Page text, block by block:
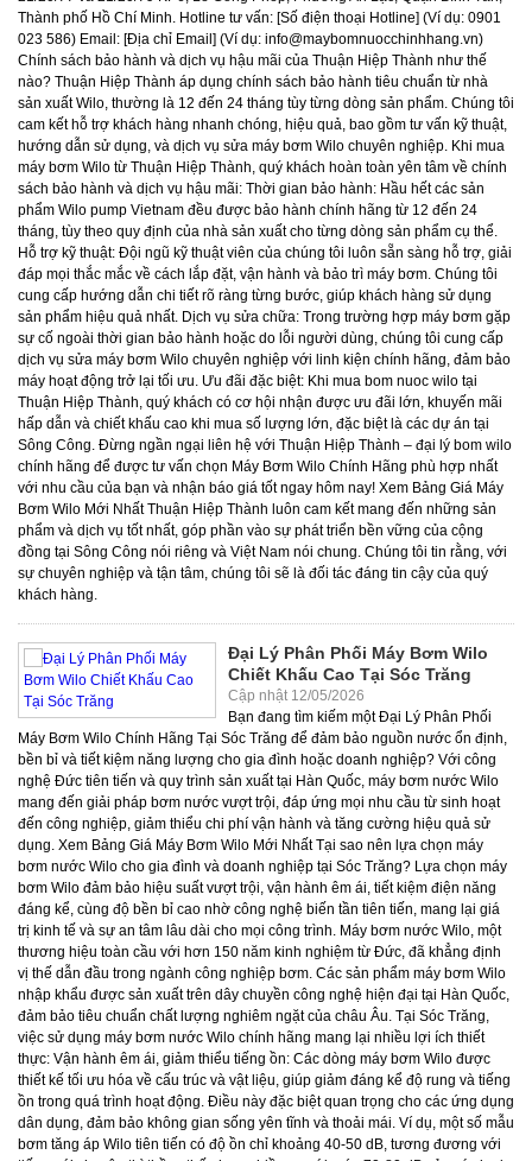
Đại Lý Phân Phối Máy Bơm Wilo
Chiết Khấu Cao Tại Sóc Trăng
Cập nhật 12/05/2026
Bạn đang tìm kiếm một Đại Lý Phân Phối Máy Bơm Wilo Chính Hãng Tại Sóc Trăng để đảm bảo nguồn nước ổn định, bền bỉ và tiết kiệm năng lượng cho gia đình hoặc doanh nghiệp? Với công nghệ Đức tiên tiến và quy trình sản xuất tại Hàn Quốc, máy bơm nước Wilo mang đến giải pháp bơm nước vượt trội, đáp ứng mọi nhu cầu từ sinh hoạt đến công nghiệp, giảm thiểu chi phí vận hành và tăng cường hiệu quả sử dụng. Xem Bảng Giá Máy Bơm Wilo Mới Nhất Tại sao nên lựa chọn máy bơm nước Wilo cho gia đình và doanh nghiệp tại Sóc Trăng? Lựa chọn máy bơm Wilo đảm bảo hiệu suất vượt trội, vận hành êm ái, tiết kiệm điện năng đáng kể, cùng độ bền bỉ cao nhờ công nghệ biến tần tiên tiến, mang lại giá trị kinh tế và sự an tâm lâu dài cho mọi công trình. Máy bơm nước Wilo, một thương hiệu toàn cầu với hơn 150 năm kinh nghiệm từ Đức, đã khẳng định vị thế dẫn đầu trong ngành công nghiệp bơm. Các sản phẩm máy bơm Wilo nhập khẩu được sản xuất trên dây chuyền công nghệ hiện đại tại Hàn Quốc, đảm bảo tiêu chuẩn chất lượng nghiêm ngặt của châu Âu. Tại Sóc Trăng, việc sử dụng máy bơm nước Wilo chính hãng mang lại nhiều lợi ích thiết thực: Vận hành êm ái, giảm thiểu tiếng ồn: Các dòng máy bơm Wilo được thiết kế tối ưu hóa về cấu trúc và vật liệu, giúp giảm đáng kể độ rung và tiếng ồn trong quá trình hoạt động. Điều này đặc biệt quan trọng cho các ứng dụng dân dụng, đảm bảo không gian sống yên tĩnh và thoải mái. Ví dụ, một số mẫu bơm tăng áp Wilo tiên tiến có độ ồn chỉ khoảng 40-50 dB, tương đương với tiếng nói chuyện thì thầm, thấp hơn nhiều so với mức 70-80 dB của các loại bơm thông thường. Tiết kiệm điện năng vượt trội: Công nghệ biến tần Wilo là điểm nhấn quan trọng, giúp máy bơm điều chỉnh tốc độ quay của động cơ theo nhu cầu thực tế. Điều này không chỉ tối ưu hóa hiệu suất mà còn giảm lượng điện tiêu thụ một cách đáng kể. Các nghiên cứu chỉ ra rằng, máy bơm biến tần Wilo có thể giúp tiết kiệm tới 30-50% điện năng so với các loại bơm không biến tần, tương đương hàng triệu đồng mỗi năm cho các hộ gia đình và doanh nghiệp. Độ bền cao, tuổi thọ kéo dài: Wilo sử dụng vật liệu cao cấp như thép không gỉ, đồng nguyên chất và các hợp kim chịu mài mòn, đảm bảo khả năng chống ăn mòn và oxy hóa tuyệt vời. Nhờ vậy, bơm Wilo có tuổi thọ trung bình lên đến 10-15 năm, vượt trội so với nhiều sản phẩm khác trên thị trường. Điều này giúp giảm chi phí bảo trì và thay thế trong dài hạn. Công nghệ biến tần Wilo tiên tiến: Đây là trái tim của nhiều dòng bơm hiện đại của Wilo. Công nghệ này không chỉ giúp tiết kiệm điện mà còn duy trì áp lực nước ổn định, tránh tình trạng nước yếu hoặc quá mạnh đột ngột, bảo vệ đường ống và thiết bị vệ sinh trong nhà. Điều này mang lại trải nghiệm sử dụng nước thoải mái và tiện nghi hơn. Ứng dụng đa dạng: Từ bơm cấp nước sinh hoạt, bơm tăng áp điện tử Wilo cho biệt thự, đến bơm tuần hoàn nước nóng Wilo cho hệ thống nước nóng trung tâm, hay máy bơm chìm nước thải Wilo cho các công trình xử lý nước, Wilo đều có giải pháp phù hợp, đáng tin cậy. Theo báo cáo của Hiệp hội Năng lượng Việt Nam năm 2023, việc chuyển đổi sang các thiết bị điện tử có công nghệ biến tần như máy bơm biến tần Wilo có thể giảm tổng mức tiêu thụ điện năng quốc gia lên đến 15% trong lĩnh vực dân dụng và công nghiệp nhỏ. Đây là minh chứng rõ ràng cho hiệu quả mà Wilo mang lại. Các dòng máy bơm Wilo tiêu biểu nào đang được phân phối chính hãng tại Sóc Trăng? Thuận Hiệp Thành cung cấp đa dạng các dòng máy bơm Wilo chính hãng tại Sóc Trăng, bao gồm bơm tăng áp Wilo PB, PE, PW, bơm đẩy cao Wilo MHI, Initial Jet, và bơm tuần hoàn nước nóng Wilo Star-Z, đáp ứng mọi nhu cầu từ dân dụng đến công nghiệp. Tại Sóc Trăng, Thuận Hiệp Thành, với vai trò là nhà phân phối máy bơm nước Wilo hàng đầu, tự hào mang đến danh mục sản phẩm phong phú, được thiết kế để giải quyết mọi thách thức về cấp và xử lý nước. Các dòng bơm này không chỉ nổi bật về hiệu suất mà còn về độ tin cậy và khả năng thích ứng với nhiều môi trường khác nhau. Bơm tăng áp Wilo có những dòng nào nổi bật và ứng dụng ra sao? Các dòng bơm tăng áp Wilo nổi bật bao gồm Wilo PB, Wilo PE, Wilo PW với công suất từ 125W đến 750W, được ứng dụng rộng rãi để ổn định áp lực nước cho sinh hoạt, biệt thự, và hệ thống cung cấp nước nhỏ. Dòng bơm tăng áp Wilo là giải pháp lý tưởng cho các hộ gia đình, biệt thự, hoặc các tòa nhà cần ổn định áp lực nước. Các mẫu máy bơm tăng áp Wilo này đảm bảo nước luôn chảy mạnh và đều, ngay cả khi nhiều thiết bị cùng hoạt động. Các dòng tiêu biểu: Wilo PB Series (PB 088EA, PB 201EA, PB 400EA): Đây là dòng bơm tăng áp điện tử Wilo được ưa chuộng với khả năng hoạt động tự động, êm ái và hiệu suất cao. Phù hợp cho việc tăng áp lực nước sinh hoạt trong gia đình, biệt thự. Công suất phổ biến như máy bơm Wilo 125W (ví dụ PB-088EA), máy bơm Wilo 200W, máy bơm Wilo 250W. Wilo PE Series (PE 350EA): Dòng bơm tăng áp thông minh hơn, thường tích hợp thêm tính năng bảo vệ và điều khiển áp lực chính xác. Wilo PW Series (PW 251E, PW 750E, PWI 200EAH): Là dòng máy bơm nước tăng áp Wilo mạnh mẽ hơn, thường được dùng cho các ứng dụng đòi hỏi lưu lượng và cột áp lớn hơn, ví dụ như tăng áp cho cả tòa nhà nhỏ hoặc hệ thống cấp nước quy mô vừa. Các mẫu như máy bơm Wilo 750W (PW-750E) rất được tin dùng. Wilo PBI Series (PBI L203EA): Dòng bơm tăng áp tích hợp biến tần, mang lại hiệu quả tiết kiệm điện tối ưu và áp lực nước cực kỳ ổn định, là lựa chọn hàng đầu cho những ai ưu tiên công nghệ hiện đại. Wilo PH Series (PH 251E): Cung cấp hiệu suất ổn định cho các nhu cầu tăng áp cơ bản. Wilo Initial Jet 4 4: Một giải pháp bơm tăng áp nhỏ gọn, hiệu quả cho gia đình. Theo thống kê từ maybomnuocchinhhang.vn, 65% khách hàng tại khu vực Sóc Trăng lựa chọn các dòng bơm tăng áp Wilo PB và PW cho nhu cầu sinh hoạt gia đình, nhờ vào hiệu quả và độ bền đã được kiểm chứng. Máy bơm đẩy cao Wilo nào phù hợp cho nhu cầu cấp nước sinh hoạt và công nghiệp? Máy bơm đẩy cao Wilo MHI và Wilo Initial Jet là những lựa chọn hàng đầu, có khả năng hút sâu và đẩy cao hiệu quả, lý tưởng cho việc cấp nước từ giếng, bể ngầm lên các tầng cao hoặc cho các ứng dụng công nghiệp nhẹ. Đối với nhu cầu hút nước từ giếng, bể ngầm hoặc đẩy nước lên các tầng cao, dòng bơm đẩy cao Wilo là lựa chọn không thể thiếu. Các sản phẩm này được thiết kế với cột áp và lưu lượng lớn, đảm bảo cung cấp nước mạnh mẽ và liên tục. Wilo MHI Series (Wilo MHI 203, MHI 405): Dòng bơm ly tâm đa tầng cánh, nổi bật với khả năng đẩy cao vượt trội và lưu lượng ổn định. Thích hợp cho các tòa nhà cao tầng, hệ thống cấp nước quy mô lớn hơn hoặc các ứng dụng công nghiệp nhẹ. Wilo MHI được biết đến với độ bền và hiệu suất đáng tin cậy. Wilo Helix Series: Dòng bơm ly tâm trục đứng đa tầng cánh, hiệu quả cao, thường được dùng trong các hệ thống cấp nước công nghiệp, hệ thống điều hòa không khí hoặc hệ thống làm mát. Wilo Initial Jet Series: Các mẫu bơm tự mồi, dễ dàng lắp đặt và vận hành, lý tưởng cho việc hút nước từ giếng hoặc bể chứa. Một ví dụ điển hình là việc lắp đặt Wilo MHI 405 cho một tòa nhà 5 tầng tại Sóc Trăng, giúp cung cấp nước ổn định cho 20 căn hộ với tổng công suất 4000 lít/giờ ở độ cao 25m, đạt hiệu quả vượt trội so với các loại bơm thông thường. Giải pháp bơm nước nóng và tuần hoàn hiệu quả từ Wilo là gì? Các dòng bơm tuần hoàn Wilo Star-Z và TOP-Z là giải pháp tối ưu cho hệ thống nước nóng, đảm bảo nước nóng luôn sẵn sàng tại vòi, tiết kiệm năng lượng và mang lại sự tiện nghi cao cấp. Trong các hệ thống cấp nước nóng trung tâm hoặc hệ thống sưởi ấm, bơm tuần hoàn Wilo đóng vai trò cực kỳ quan trọng. Chúng đảm bảo nước nóng luôn được lưu thông, sẵn sàng tại vòi mà không cần chờ đợi, đồng thời tối ưu hóa hiệu quả năng lượng. Wilo Star-Z Series: Đây là dòng bơm tuần hoàn nước nóng Wilo chuyên dụng cho hệ thống nước nóng sinh hoạt. Các mẫu bơm này hoạt động cực kỳ êm ái và tiết kiệm điện, đảm bảo nước nóng luôn có sẵn ngay lập tức, tránh lãng phí nước chờ đợi. Wilo TOP-Z Series: Dòng bơm tuần hoàn mạnh mẽ hơn, dành cho các hệ thống cấp nước nóng quy mô lớn trong khách sạn, bệnh viện hoặc các khu dân cư. Bơm hồi nước nóng Wilo: Giúp tối ưu hóa việc sử dụng năng lượng, giảm thiểu thất thoát nhiệt trong đường ống. Theo khảo sát của Bộ Xây dựng về hiệu quả năng lượng trong các tòa nhà, việc sử dụng bơm tuần hoàn Wilo có thể giảm 15-20% năng lượng tiêu thụ cho hệ thống nước nóng, đồng thời tăng 30% sự hài lòng của người dùng nhờ tiện ích nước nóng tức thời. Các dòng máy bơm chuyên dụng khác của Wilo? Ngoài các dòng bơm phổ biến, Wilo còn cung cấp các giải pháp chuyên dụng như bơm chìm nước thải, bơm hỏa tiễn, và bơm hóa chất, đáp ứng các nhu cầu đặc thù trong công nghiệp và xử lý nước. Bơm chìm Wilo (Bơm chìm nước thải Wilo): Các dòng máy bơm chìm Wilo, đặc biệt là máy bơm chìm nước thải Wilo, được thiết kế để hoạt động hiệu quả trong môi trường khắc nghiệt, xử lý nước thải sinh hoạt, công nghiệp hoặc thoát nước mưa. Chúng có khả năng bơm các chất lỏng có lẫn tạp chất rắn, đảm bảo hệ thống thoát nước luôn thông suốt. Ví dụ, dòng Wilo DrainLift hoặc Wilo Rexa được tin dùng trong các trạm bơm nước thải tại các khu công nghiệp ở Sóc Trăng, với công suất có thể lên đến vài chục kW, xử lý hàng trăm mét khối nước thải mỗi giờ. Bơm hỏa tiễn Wilo: Dành cho các giếng khoan sâu, bơm hỏa tiễn Wilo có cấu tạo dạng trụ dài, đường kính nhỏ, cho phép đặt sâu trong lòng đất để khai thác nguồn nước ngầm hiệu quả. Đây là giải pháp tối ưu cho việc cấp nước sinh hoạt và tưới tiêu nông nghiệp ở những vùng khan hiếm nước mặt. Bơm hóa chất Wilo (Bơm từ Wilo): Trong các ngành công nghiệp xử lý hóa chất, thực phẩm, dược phẩm, việc vận chuyển chất lỏng ăn mòn hoặc độc hại đòi hỏi các loại bơm chuyên dụng. Máy bơm hóa chất Wilo, đặc biệt là máy bơm hóa chất dạng từ Wilo hay bơm từ Wilo, được thiết kế không có phớt làm kín, ngăn chặn rò rỉ tuyệt đối, đảm bảo an toàn và vệ sinh. Bơm chữa cháy Wilo: Mặc dù không phải là sản phẩm chủ lực, Wilo cũng cung cấp các giải pháp bơm cho hệ thống phòng cháy chữa cháy, đảm bảo hiệu suất cao và độ tin cậy tuyệt đ